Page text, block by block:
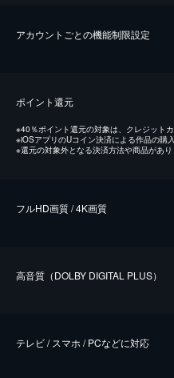
アカウントごとの機能制限設定
ポイント還元
※40％ポイント還元の対象は、クレジット
※iOSアプリのUコイン決済による作品の購
※還元の対象外となる決済方法や商品があ
フルHD画質 / 4K画質
⾼⾳質（DOLBY DIGITAL PLUS）
テレビ / スマホ / PCなどに対応